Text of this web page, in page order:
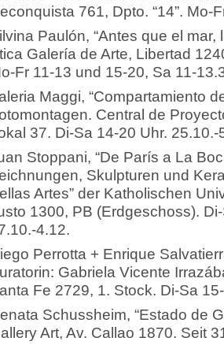
761, Dpto. “14”. Mo-
Paulón, “Antes que el
Galería de Arte, Libertad
Fr 11-13 und 15-20, Sa 11-
Maggi, “Compartamiento
Central de
37. Di-Sa 14-20 Uhr. 25.10.-
Stoppani, “De París a La
Skulpturen und
Artes” der Katholischen
1300, PB (Erdgeschoss).
4.12.
Perrotta + Enrique
Gabriela Vicente
Fe 2729, 1. Stock. Di-Sa
Schussheim, “Estado de
Art, Av. Callao 1870. Seit